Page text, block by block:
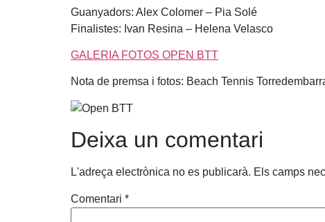
Guanyadors: Alex Colomer – Pia Solé
Finalistes: Ivan Resina – Helena Velasco
GALERIA FOTOS OPEN BTT
Nota de premsa i fotos: Beach Tennis
Deixa un comentari
L'adreça electrònica no es publicarà. Els camps
Comentari *